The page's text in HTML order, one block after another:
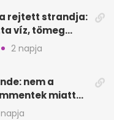
rejtett strandja:
víz, tömeg
2 napja
nem a
miatt